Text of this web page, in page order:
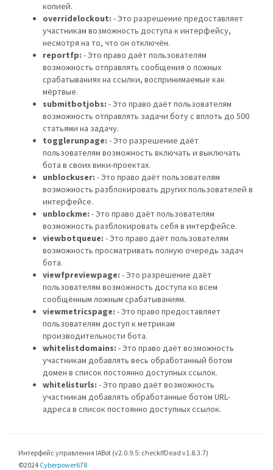
копией.
overridelockout: - Это разрешение предоставляет
участникам возможность доступа к интерфейсу,
несмотря на то, что он отключён.
reportfp: - Это право даёт пользователям
возможность отправлять сообщения о ложных
срабатываниях на ссылки, воспринимаемые как
мёртвые.
submitbotjobs: - Это право даёт пользователям
возможность отправлять задачи боту с вплоть до 500
статьями на задачу.
togglerunpage: - Это разрешение даёт
пользователям возможность включать и выключать
бота в своих вики-проектах.
unblockuser: - Это право даёт пользователям
возможность разблокировать других пользователей в
интерфейсе.
unblockme: - Это право даёт пользователям
возможность разблокировать себя в интерфейсе.
viewbotqueue: - Это право даёт пользователям
возможность просматривать полную очередь задач
бота.
viewfpreviewpage: - Это разрешение даёт
пользователям возможность доступа ко всем
сообщённым ложным срабатываниям.
viewmetricspage: - Это право предоставляет
пользователям доступ к метрикам
производительности бота.
whitelistdomains: - Это право даёт возможность
участникам добавлять весь обработанный ботом
домен в список постоянно доступных ссылок.
whitelisturls: - Это право даёт возможность
участникам добавлять обработанные ботом URL-
адреса в список постоянно доступных ссылок.
Интерфейс управления IABot (v2.0.9.5; checkIfDead v1.8.3.7)
©2024 Cyberpower678